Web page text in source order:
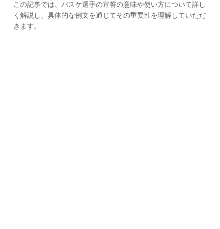
この記事では、バスケ選手の宣誓の意味や使い方について詳し
く解説し、具体的な例文を通じてその重要性を理解していただ
きます。